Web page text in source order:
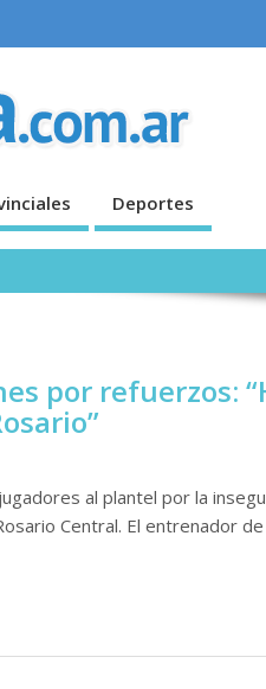
Deportes
por refuerzos:
al plantel por la
Central. El entrenador